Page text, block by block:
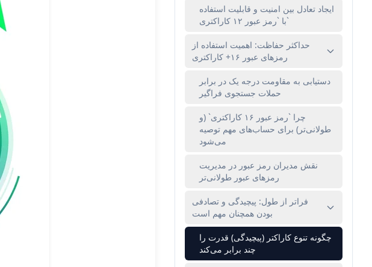
ایجاد تعادل بین امنیت و قابلیت استفاده
با `رمز عبور ۱۲ کاراکتری`
حداکثر حفاظت: اهمیت استفاده از
رمزهای عبور ۱۶+ کاراکتری
دستیابی به مقاومت درجه یک در برابر
حملات جستجوی فراگیر
چرا `رمز عبور ۱۶ کاراکتری` (و
طولانی‌تر) برای حساب‌های مهم توصیه
می‌شود
نقش مدیران رمز عبور در مدیریت
رمزهای عبور طولانی‌تر
فراتر از طول: پیچیدگی و تصادفی
بودن همچنان مهم است
چگونه تنوع کاراکتر (پیچیدگی) قدرت را
چند برابر می‌کند